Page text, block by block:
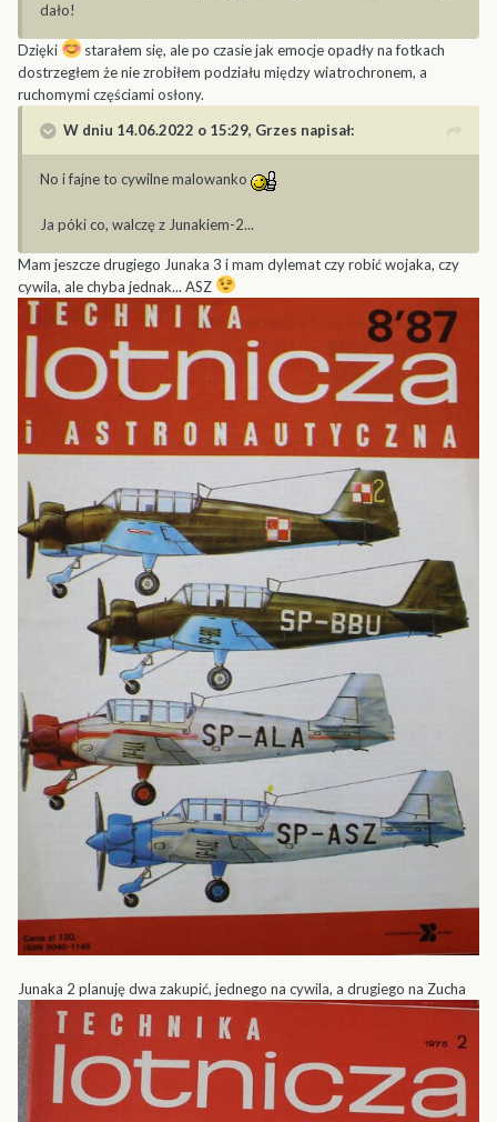
dało!
Dzięki
starałem się, ale po czasie jak emocje opadły na fotkach
dostrzegłem że nie zrobiłem podziału między wiatrochronem, a
ruchomymi częściami osłony.
W dniu 14.06.2022 o 15:29, Grzes napisał:
No i fajne to cywilne malowanko
Ja póki co, walczę z Junakiem-2...
Mam jeszcze drugiego Junaka 3 i mam dylemat czy robić wojaka, czy
cywila, ale chyba jednak... ASZ
Junaka 2 planuję dwa zakupić, jednego na cywila, a drugiego na Zucha